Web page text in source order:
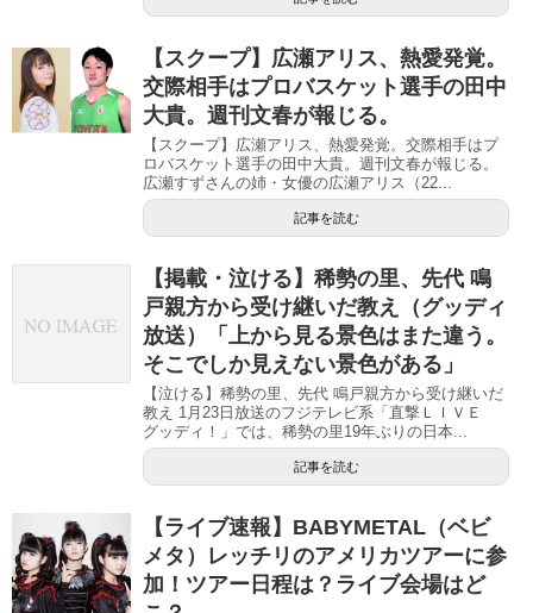
【スクープ】広瀬アリス、熱愛発覚。
交際相手はプロバスケット選手の田中
大貴。週刊文春が報じる。
【スクープ】広瀬アリス、熱愛発覚。交際相手はプ
ロバスケット選手の田中大貴。週刊文春が報じる。
広瀬すずさんの姉・女優の広瀬アリス（22...
記事を読む
【掲載・泣ける】稀勢の里、先代 鳴
戸親方から受け継いだ教え（グッディ
放送）「上から見る景色はまた違う。
そこでしか見えない景色がある」
【泣ける】稀勢の里、先代 鳴戸親方から受け継いだ
教え 1月23日放送のフジテレビ系「直撃ＬＩＶＥ
グッディ！」では、稀勢の里19年ぶりの日本...
記事を読む
【ライブ速報】BABYMETAL（ベビ
メタ）レッチリのアメリカツアーに参
加！ツアー日程は？ライブ会場はど